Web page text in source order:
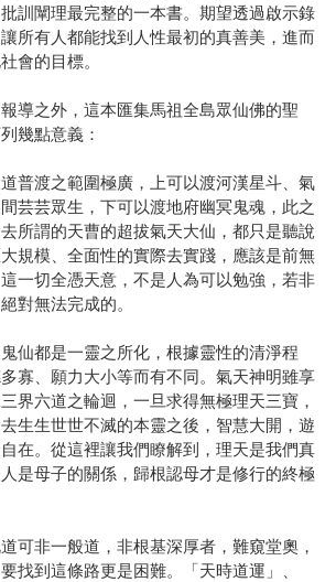
訓闡理最完整的一本書。期望透過啟示錄
所有人都能找到人性最初的真善美，進而
會的目標。
導之外，這本匯集馬祖全島眾仙佛的聖
幾點意義：
道普渡之範圍極廣，上可以渡河漢星斗、氣
芸芸眾生，下可以渡地府幽冥鬼魂，此之
所謂的天曹的超拔氣天大仙，都只是聽說
規模、全面性的實際去實踐，應該是前無
一切全憑天意，不是人為可以勉強，若非
對無法完成的。
鬼仙都是一靈之所化，根據靈性的清淨程
寡、願力大小等而有不同。氣天神明雖享
界六道之輪迴，一旦求得無極理天三寶，
生生世世不滅的本靈之後，智慧大開，遊
在。從這裡讓我們瞭解到，理天是我們真
是母子的關係，歸根認母才是修行的終極
可非一般道，非根基深厚者，難窺堂奧，
找到這條路更是困難。「天時道運」、